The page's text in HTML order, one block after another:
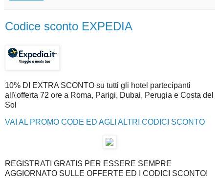
Codice sconto EXPEDIA
10% DI EXTRA SCONTO su tutti gli hotel partecipanti
all\'offerta 72 ore a Roma, Parigi, Dubai, Perugia e Costa del
Sol
VAI AL PROMO CODE ED AGLI ALTRI CODICI SCONTO
REGISTRATI GRATIS PER ESSERE SEMPRE
AGGIORNATO SULLE OFFERTE ED I CODICI SCONTO!